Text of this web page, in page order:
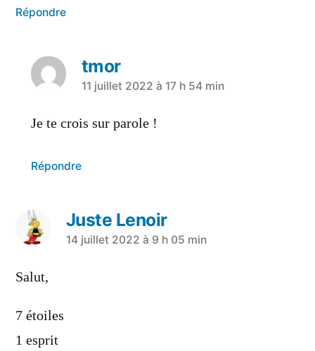
Répondre
tmor
11 juillet 2022 à 17 h 54 min
Je te crois sur parole !
Répondre
Juste Lenoir
14 juillet 2022 à 9 h 05 min
Salut,
7 étoiles
1 esprit